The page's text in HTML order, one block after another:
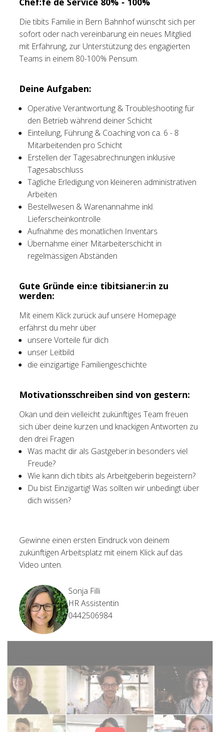
Tischreservation
Login
Schweiz (DE)
Die tibits Familie in Bern Bahnhof wünscht sich per
sofort oder nach vereinbarung ein neues Mitglied
mit Erfahrung, zur Unterstützung des engagierten
Teams in einem 80-100% Pensum.
Deine Aufgaben:
Operative Verantwortung & Troubleshooting für
den Betrieb während deiner Schicht
Einteilung, Führung & Coaching von ca. 6 - 8
Mitarbeitenden pro Schicht
Erstellen der Tagesabrechnungen inklusive
Tagesabschluss
Tägliche Erledigung von kleineren administrativen
Arbeiten
Bestellwesen & Warenannahme inkl.
Lieferscheinkontrolle
Aufnahme des monatlichen Inventars
Übernahme einer Mitarbeiterschicht in
regelmässigen Abständen
Gute Gründe ein:e tibitsianer:in zu
werden:
Mit einem Klick zurück auf unsere Homepage
erfährst du mehr über
unsere Vorteile für dich
unser Leitbild
die einzigartige Familiengeschichte
Motivationsschreiben sind von gestern:
Okan und dein vielleicht zukünftiges Team freuen
sich über deine kurzen und knackigen Antworten zu
den drei Fragen
Was macht dir als Gastgeber:in besonders viel
Freude?
Wie kann dich tibits als Arbeitgeberin begeistern?
Du bist Einzigartig! Was sollten wir unbedingt über
dich wissen?
Gewinne einen ersten Eindruck von deinem
zukünftigen Arbeitsplatz mit einem Klick auf das
Video unten.
Sonja Filli
HR Assistentin
0442506984